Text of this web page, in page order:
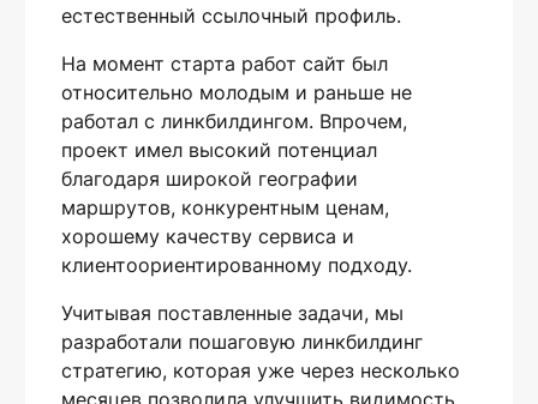
естественный ссылочный профиль.
На момент старта работ сайт был
относительно молодым и раньше не
работал с линкбилдингом. Впрочем,
проект имел высокий потенциал
благодаря широкой географии
маршрутов, конкурентным ценам,
хорошему качеству сервиса и
клиентоориентированному подходу.
Учитывая поставленные задачи, мы
разработали пошаговую линкбилдинг
стратегию, которая уже через несколько
месяцев позволила улучшить видимость